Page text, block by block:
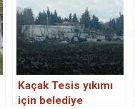
Kaçak Tesis yıkımı
için belediye